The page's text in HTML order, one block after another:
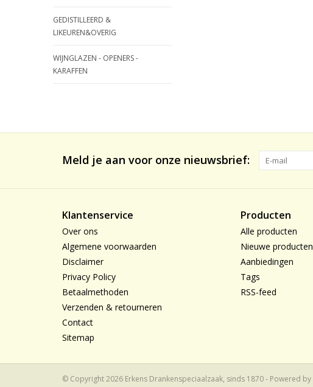
GEDISTILLEERD &
LIKEUREN&OVERIG
WIJNGLAZEN - OPENERS -
KARAFFEN
Meld je aan voor onze nieuwsbrief:
Klantenservice
Over ons
Algemene voorwaarden
Disclaimer
Privacy Policy
Betaalmethoden
Verzenden & retourneren
Contact
Sitemap
Producten
Alle producten
Nieuwe producten
Aanbiedingen
Tags
RSS-feed
© Copyright 2026 Erkens Drankenspeciaalzaak, sinds 1870 - Powered by